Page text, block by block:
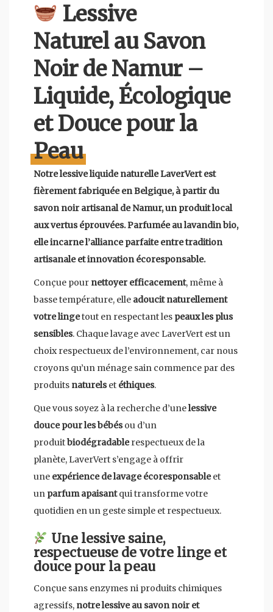
Lessive
Naturel au Savon
Noir de Namur –
Liquide, Écologique
et Douce pour la
Peau
Notre lessive liquide naturelle LaverVert est
fièrement fabriquée en Belgique, à partir du
savon noir artisanal de Namur, un produit local
aux vertus éprouvées. Parfumée au lavandin bio,
elle incarne l’alliance parfaite entre tradition
artisanale et innovation écoresponsable.
Conçue pour nettoyer efficacement, même à
basse température, elle adoucit naturellement
votre lingetout en respectant les peaux les plus
sensibles. Chaque lavage avec LaverVert est un
choix respectueux de l’environnement, car nous
croyons qu’un ménage sain commence par des
produits naturelset éthiques.
Que vous soyez à la recherche d’unelessive
douce pour les bébésou d’un
produitbiodégradablerespectueux de la
planète, LaverVert s’engage à offrir
une expérience de lavage écoresponsableet
un parfum apaisantqui transforme votre
quotidien en un geste simple et respectueux.
Une lessive saine,
respectueuse de votre linge et
douce pour la peau
Conçue sans enzymes ni produits chimiques
agressifs, notre lessive au savon noir et